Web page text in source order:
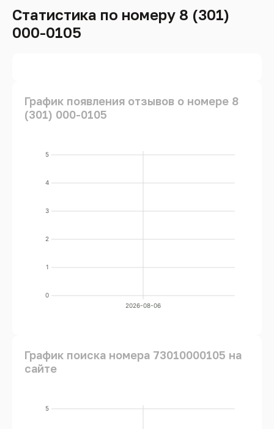
Статистика по номеру 8 (301)
000-0105
График появления отзывов о номере 8
(301) 000-0105
0
1
2
3
4
5
2026-08-06
График поиска номера 73010000105 на
сайте
5